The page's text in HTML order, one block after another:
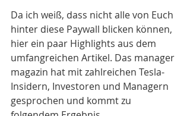
Da ich weiß, dass nicht alle von Euch
hinter diese Paywall blicken können,
hier ein paar Highlights aus dem
umfangreichen Artikel. Das manager
magazin hat mit zahlreichen Tesla-
Insidern, Investoren und Managern
gesprochen und kommt zu